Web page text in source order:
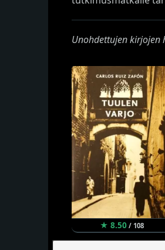
Unohdettujen kirjojen
★ 8.50/ 108